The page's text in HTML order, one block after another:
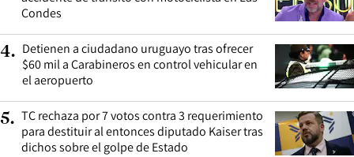
Condes
4. Detienen a ciudadano uruguayo tras ofrecer
$60 mil a Carabineros en control vehicular en
el aeropuerto
5. TC rechaza por 7 votos contra 3 requerimiento
para destituir al entonces diputado Kaiser tras
dichos sobre el golpe de Estado